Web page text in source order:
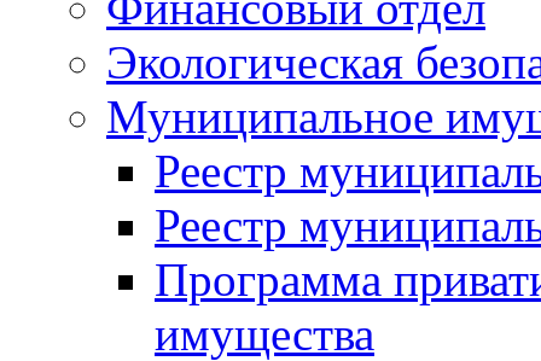
Экологическая
Муниципальное
Реестр
Реестр
Программа
имущества